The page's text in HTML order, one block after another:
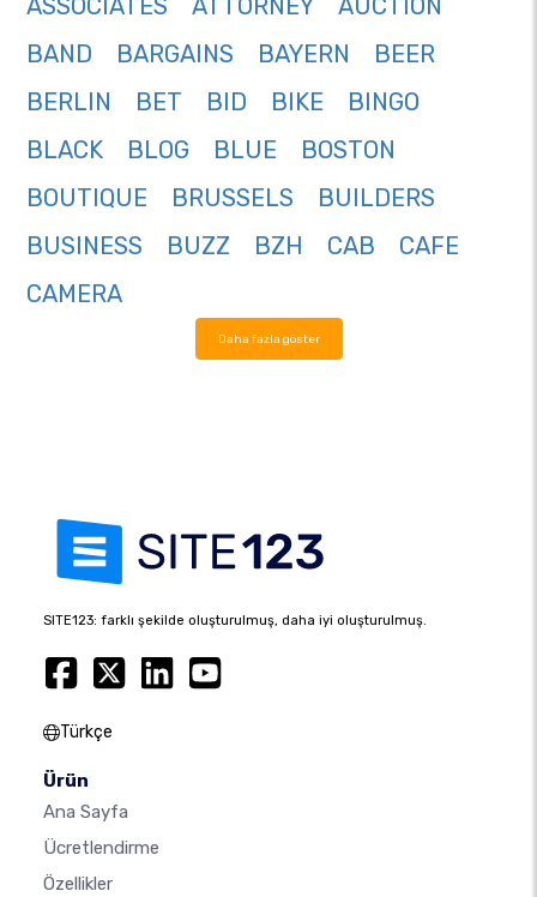
ASSOCIATES
ATTORNEY
AUCTION
BAND
BARGAINS BAYERN
BEER
BERLIN
BET BID BIKE
BINGO
BLACK
BLOG BLUE
BOSTON
BOUTIQUE
BRUSSELS
BUILDERS
BUSINESS
BUZZ BZH CAB
CAFE
CAMERA
Daha fazla göster
SITE123: farklı şekilde oluşturulmuş, daha iyi oluşturulmuş.
Türkçe
Ürün
Ana Sayfa
Ücretlendirme
Özellikler